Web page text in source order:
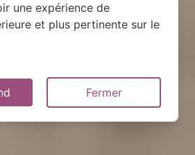
une expérience de
et plus pertinente sur le
Fermer